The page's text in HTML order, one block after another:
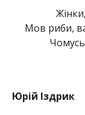
Мов риби,
Юрій Іздрик